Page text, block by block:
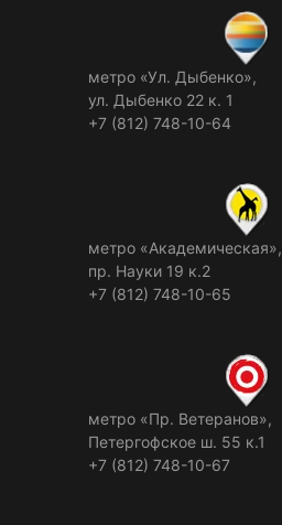
метро «Ул. Дыбенко»,
ул. Дыбенко 22 к. 1
+7 (812) 748-10-64
метро «Академическая»,
пр. Науки 19 к.2
+7 (812) 748-10-65
метро «Пр. Ветеранов»,
Петергофское ш. 55 к.1
+7 (812) 748-10-67